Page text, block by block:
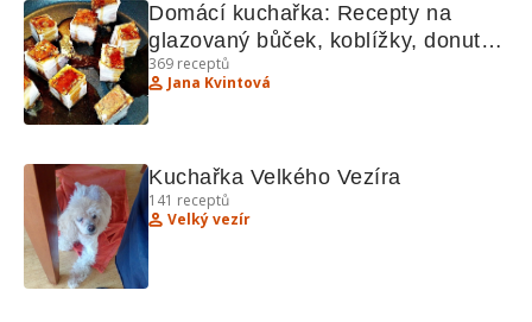
Domácí kuchařka: Recepty na
glazovaný bůček, koblížky, donuts
a další lahůdky
369 receptů
Jana Kvintová
Kuchařka Velkého Vezíra
141 receptů
Velký vezír